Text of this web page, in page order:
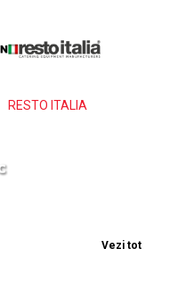
RESTO ITALIA
Vezi tot